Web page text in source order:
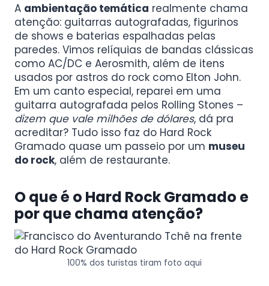
A ambientação temática realmente chama
atenção: guitarras autografadas, figurinos
de shows e baterias espalhadas pelas
paredes. Vimos relíquias de bandas clássicas
como AC/DC e Aerosmith, além de itens
usados por astros do rock como Elton John.
Em um canto especial, reparei em uma
guitarra autografada pelos Rolling Stones –
dizem que vale milhões de dólares, dá pra
acreditar? Tudo isso faz do Hard Rock
Gramado quase um passeio por um museu
do rock, além de restaurante.
O que é o Hard Rock Gramado e
por que chama atenção?
100% dos turistas tiram foto aqui